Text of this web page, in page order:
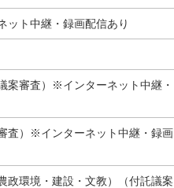
ト中継・録画配信あり
案審査）※インターネット中継・
査）※インターネット中継・録画
政環境・建設・文教）（付託議案